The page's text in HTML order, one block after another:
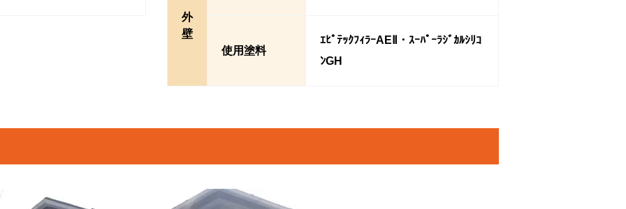
外
壁
使用塗料
ｴﾋﾟﾃｯｸﾌｨﾗｰAEⅡ・ｽｰﾊﾟｰﾗｼﾞｶﾙｼﾘｺ
ﾝGH